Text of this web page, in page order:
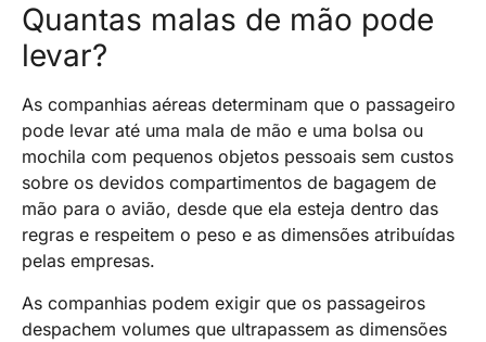
Quantas malas de mão pode
levar?
As companhias aéreas determinam que o passageiro
pode levar até uma mala de mão e uma bolsa ou
mochila com pequenos objetos pessoais sem custos
sobre os devidos compartimentos de bagagem de
mão para o avião, desde que ela esteja dentro das
regras e respeitem o peso e as dimensões atribuídas
pelas empresas.
As companhias podem exigir que os passageiros
despachem volumes que ultrapassem as dimensões